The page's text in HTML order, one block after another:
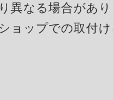
なる場合があり
ップでの取付け